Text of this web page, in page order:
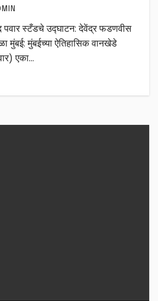
पवार स्टँडचे उद्घाटन: देवेंद्र फडणवीस
मुंबई: मुंबईच्या ऐतिहासिक वानखेडे
एका…